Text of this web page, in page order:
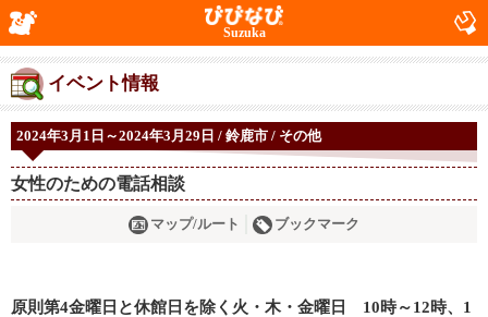
Suzuka
イベント情報
2024年3月1日～2024年3月29日 / 鈴鹿市 / その他
女性のための電話相談
マップ/ルート ブックマーク
原則第4金曜日と休館日を除く火・木・金曜日 10時～12時、1